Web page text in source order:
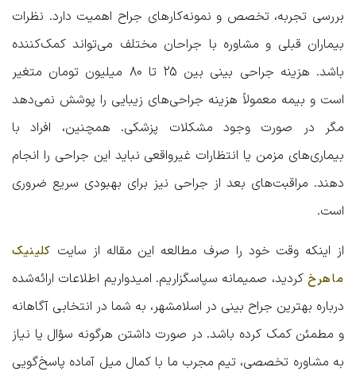
بررسی تجربه، تخصص و نمونه‌کارهای جراح اهمیت دارد. نظرات
بیماران قبلی و مشاوره با جراحان مختلف می‌تواند کمک‌کننده
باشد. هزینه جراحی بینی بین 25 تا 80 میلیون تومان متغیر
است و بیمه معمولاً هزینه جراحی‌های زیبایی را پوشش نمی‌دهد
مگر در صورت وجود مشکلات پزشکی. همچنین، افراد با
بیماری‌های مزمن یا انتظارات غیرواقعی نباید این جراحی را انجام
دهند. مراقبت‌های بعد از جراحی نیز برای بهبودی سریع ضروری
است.
از اینکه وقت خود را صرف مطالعه این مقاله از سایت کلینیک
ماهرخ کردید، صمیمانه سپاسگزاریم. امیدواریم اطلاعات ارائه‌شده
درباره بهترین جراح بینی در اسلامشهر، به شما در انتخابی آگاهانه
و مطمئن کمک کرده باشد. در صورت داشتن هرگونه سؤال یا نیاز
به مشاوره تخصصی، تیم مجرب ما با کمال میل آماده پاسخ‌گویی